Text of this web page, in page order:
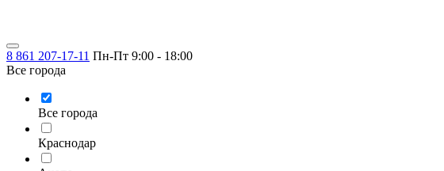
8 861 207-17-11 Пн-Пт 9:00 - 18:00
Все города
Все города
Краснодар